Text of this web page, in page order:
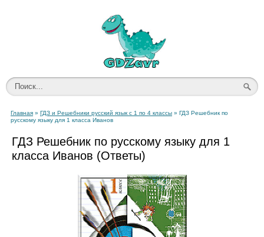
Главная » ГДЗ и Решебники русский язык с 1 по 4 классы » ГДЗ Решебник по
русскому языку для 1 класса Иванов
ГДЗ Решебник по русскому языку для 1
класса Иванов (Ответы)